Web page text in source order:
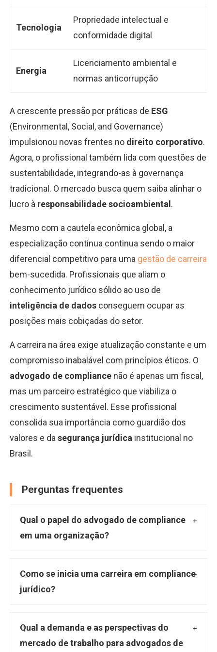
Tecnologia
Propriedade intelectual e
conformidade digital
Energia
Licenciamento ambiental e
normas anticorrupção
A crescente pressão por práticas de ESG
(Environmental, Social, and Governance)
impulsionou novas frentes no direito corporativo.
Agora, o profissional também lida com questões de
sustentabilidade, integrando-as à governança
tradicional. O mercado busca quem saiba alinhar o
lucro à responsabilidade socioambiental .
Mesmo com a cautela econômica global, a
especialização contínua continua sendo o maior
diferencial competitivo para uma gestão de carreira
bem-sucedida. Profissionais que aliam o
conhecimento jurídico sólido ao uso de
inteligência de dados conseguem ocupar as
posições mais cobiçadas do setor.
A carreira na área exige atualização constante e um
compromisso inabalável com princípios éticos. O
advogado de compliance não é apenas um fiscal,
mas um parceiro estratégico que viabiliza o
crescimento sustentável. Esse profissional
consolida sua importância como guardião dos
valores e da segurança jurídica institucional no
Brasil.
Perguntas frequentes
Qual o papel do advogado de compliance
em uma organização?
regulatórios, garantindo que a empresa esteja
em conformidade com leis, normas internas e
e reputação corporativa, desenvolvendo
políticas, treinamentos e investigando
Como se inicia uma carreira em compliance
jurídico?
seguida por especializações em compliance,
Qual a demanda e as perspectivas do
mercado de trabalho para advogados de